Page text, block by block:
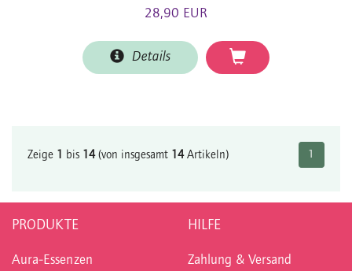
28,90 EUR
Details
Zeige 1 bis 14(von insgesamt 14Artikeln) 1
PRODUKTE
Aura-Essenzen
HILFE
Zahlung & Versand